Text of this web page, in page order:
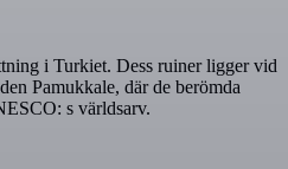
i Turkiet. Dess ruiner ligger vid
Pamukkale, där de berömda
s världsarv.